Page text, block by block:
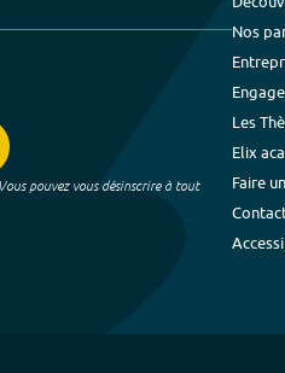
pouvez vous désinscrire à tout
Nos
Les
Elix
Faire